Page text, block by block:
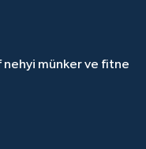
münker ve fitne